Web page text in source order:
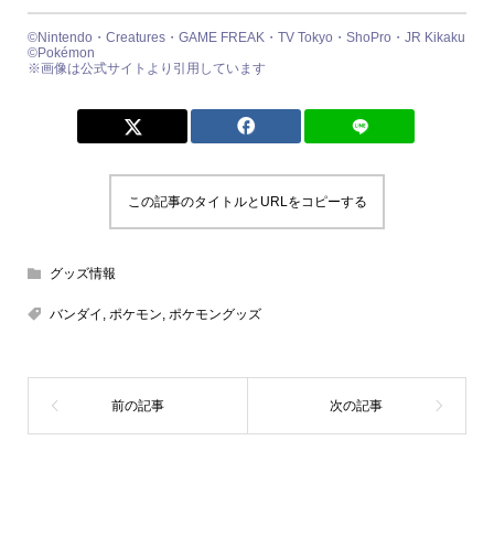
©Nintendo・Creatures・GAME FREAK・TV Tokyo・ShoPro・JR Kikaku
©Pokémon
※画像は公式サイトより引用しています
この記事のタイトルとURLをコピーする
グッズ情報
バンダイ , ポケモン, ポケモングッズ